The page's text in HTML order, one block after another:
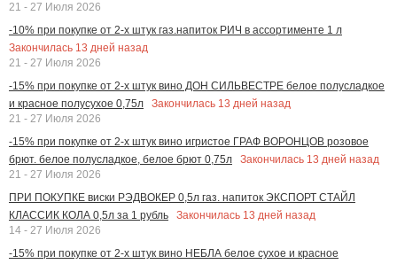
21 - 27 Июля 2026
-10% при покупке от 2-х штук газ.напиток РИЧ в ассортименте 1 л
Закончилась 13 дней назад
21 - 27 Июля 2026
-15% при покупке от 2-х штук вино ДОН СИЛЬВЕСТРЕ белое полусладкое
и красное полусухое 0,75л
Закончилась 13 дней назад
21 - 27 Июля 2026
-15% при покупке от 2-х штук вино игристое ГРАФ ВОРОНЦОВ розовое
брют. белое полусладкое, белое брют 0,75л
Закончилась 13 дней назад
21 - 27 Июля 2026
ПРИ ПОКУПКЕ виски РЭДВОКЕР 0,5л газ. напиток ЭКСПОРТ СТАЙЛ
КЛАССИК КОЛА 0,5л за 1 рубль
Закончилась 13 дней назад
14 - 27 Июля 2026
-15% при покупке от 2-х штук вино НЕБЛА белое сухое и красное